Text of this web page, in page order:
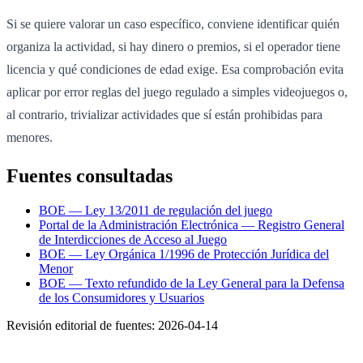
Si se quiere valorar un caso específico, conviene identificar quién
organiza la actividad, si hay dinero o premios, si el operador tiene
licencia y qué condiciones de edad exige. Esa comprobación evita
aplicar por error reglas del juego regulado a simples videojuegos o,
al contrario, trivializar actividades que sí están prohibidas para
menores.
Fuentes consultadas
BOE — Ley 13/2011 de regulación del juego
Portal de la Administración Electrónica — Registro General
de Interdicciones de Acceso al Juego
BOE — Ley Orgánica 1/1996 de Protección Jurídica del
Menor
BOE — Texto refundido de la Ley General para la Defensa
de los Consumidores y Usuarios
Revisión editorial de fuentes: 2026-04-14